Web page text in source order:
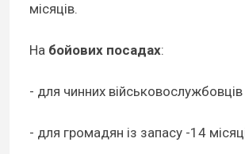
місяців.
На бойових посадах:
- для чинних військовослужбовців
- для громадян із запасу -14